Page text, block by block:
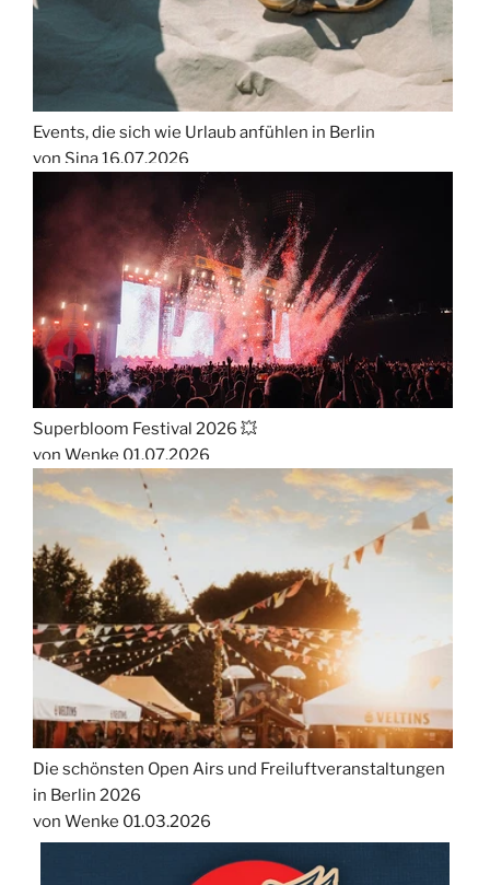
Events, die sich wie Urlaub anfühlen in Berlin
von Sina16.07.2026
Superbloom Festival 2026 💥
von Wenke 01.07.2026
Die schönsten Open Airs und Freiluftveranstaltungen
in Berlin 2026
von Wenke 01.03.2026